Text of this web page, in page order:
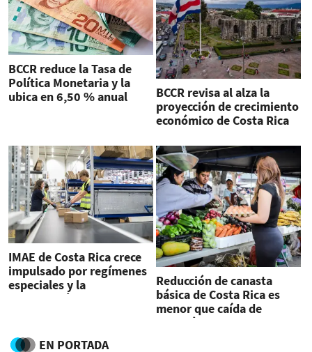
BCCR reduce la Tasa de
Política Monetaria y la
ubica en 6,50 % anual
BCCR revisa al alza la
proyección de crecimiento
económico de Costa Rica
IMAE de Costa Rica crece
impulsado por regímenes
especiales y la
construcción
Reducción de canasta
básica de Costa Rica es
menor que caída de
inflación
EN PORTADA